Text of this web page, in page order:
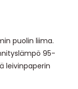
puolin liima.
95-
leivinpaperin